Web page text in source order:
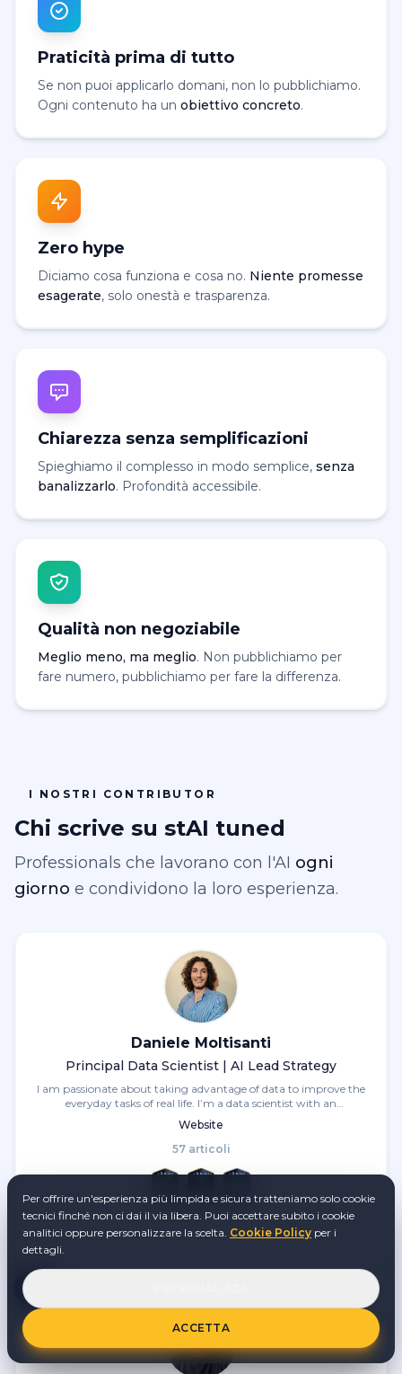
Praticità prima di tutto
Se non puoi applicarlo domani, non lo pubblichiamo.
Ogni contenuto ha un obiettivo concreto.
Zero hype
Diciamo cosa funziona e cosa no. Niente promesse
esagerate, solo onestà e trasparenza.
Chiarezza senza semplificazioni
Spieghiamo il complesso in modo semplice, senza
banalizzarlo. Profondità accessibile.
Qualità non negoziabile
Meglio meno, ma meglio. Non pubblichiamo per
fare numero, pubblichiamo per fare la differenza.
I NOSTRI CONTRIBUTOR
Chi scrive su stAI tuned
Professionals che lavorano con l'AI ogni
giorno e condividono la loro esperienza.
Daniele Moltisanti
Principal Data Scientist | AI Lead Strategy
I am passionate about taking advantage of data to improve the
everyday tasks of real life. I’m a data scientist with an
engineering mindset , open to innovation in each field,
specialized in deep learning techniques. Cri...
Website
57 articol i
Per offrire un'esperienza più limpida e sicura tratteniamo solo cookie
tecnici finché non ci dai il via libera. Puoi accettare subito i cookie
analitici oppure personalizzare la scelta. Cookie Policy per i
dettagli.
ACCETTA